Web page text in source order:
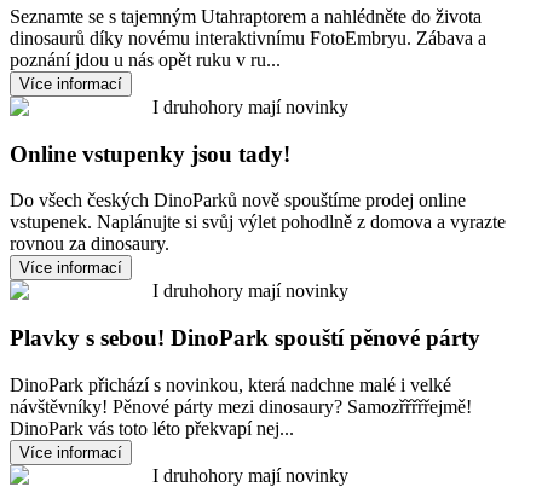
Seznamte se s tajemným Utahraptorem a nahlédněte do života
dinosaurů díky novému interaktivnímu FotoEmbryu. Zábava a
poznání jdou u nás opět ruku v ru...
Více informací
I druhohory mají novinky
Online vstupenky jsou tady!
Do všech českých DinoParků nově spouštíme prodej online
vstupenek. Naplánujte si svůj výlet pohodlně z domova a vyrazte
rovnou za dinosaury.
Více informací
I druhohory mají novinky
Plavky s sebou! DinoPark spouští pěnové párty
DinoPark přichází s novinkou, která nadchne malé i velké
návštěvníky! Pěnové párty mezi dinosaury? Samozřřřřřejmě!
DinoPark vás toto léto překvapí nej...
Více informací
I druhohory mají novinky